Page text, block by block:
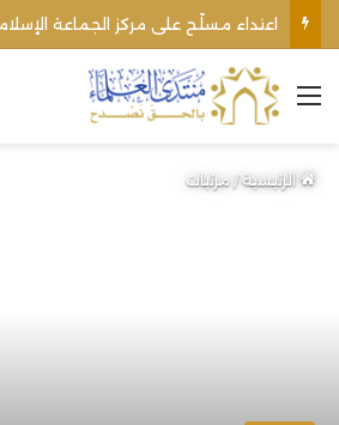
اعتداء مسلّح على مركز الجماعة
القائمة
الرئيسية/مرئيات